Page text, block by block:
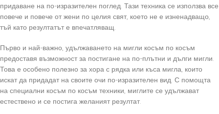
придаване на по-изразителен поглед. Тази техника се използва все
повече и повече от жени по целия свят, което не е изненадващо,
тъй като резултатът е впечатляващ.
Първо и най-важно, удължаването на мигли косъм по косъм
предоставя възможност за постигане на по-плътни и дълги мигли.
Това е особено полезно за хора с рядка или къса мигла, които
искат да придадат на своите очи по-изразителен вид. С помощта
на специални косъм по косъм техники, миглите се удължават
естествено и се постига желаният резултат.